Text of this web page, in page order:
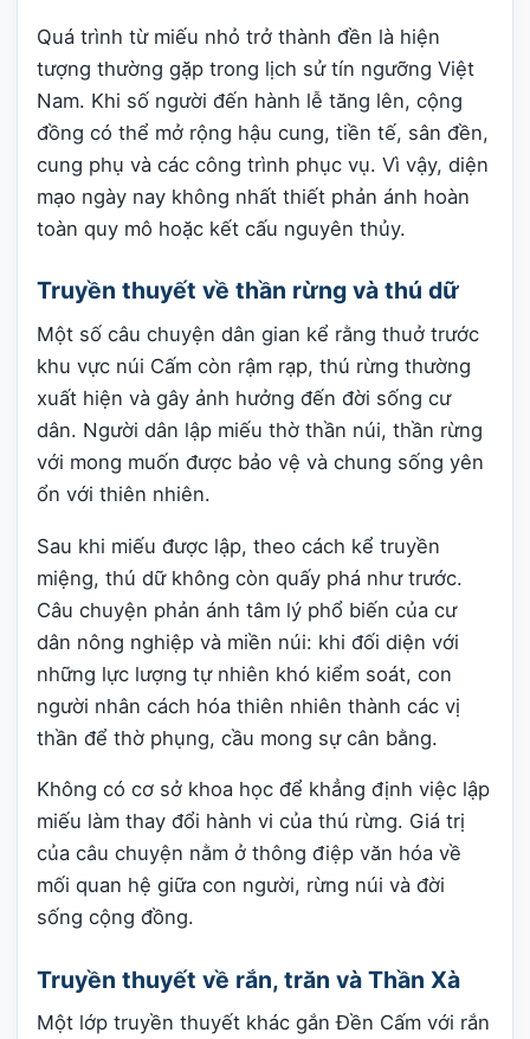
Quá trình từ miếu nhỏ trở thành đền là hiện
tượng thường gặp trong lịch sử tín ngưỡng Việt
Nam. Khi số người đến hành lễ tăng lên, cộng
đồng có thể mở rộng hậu cung, tiền tế, sân đền,
cung phụ và các công trình phục vụ. Vì vậy, diện
mạo ngày nay không nhất thiết phản ánh hoàn
toàn quy mô hoặc kết cấu nguyên thủy.
Truyền thuyết về thần rừng và thú dữ
Một số câu chuyện dân gian kể rằng thuở trước
khu vực núi Cấm còn rậm rạp, thú rừng thường
xuất hiện và gây ảnh hưởng đến đời sống cư
dân. Người dân lập miếu thờ thần núi, thần rừng
với mong muốn được bảo vệ và chung sống yên
ổn với thiên nhiên.
Sau khi miếu được lập, theo cách kể truyền
miệng, thú dữ không còn quấy phá như trước.
Câu chuyện phản ánh tâm lý phổ biến của cư
dân nông nghiệp và miền núi: khi đối diện với
những lực lượng tự nhiên khó kiểm soát, con
người nhân cách hóa thiên nhiên thành các vị
thần để thờ phụng, cầu mong sự cân bằng.
Không có cơ sở khoa học để khẳng định việc lập
miếu làm thay đổi hành vi của thú rừng. Giá trị
của câu chuyện nằm ở thông điệp văn hóa về
mối quan hệ giữa con người, rừng núi và đời
sống cộng đồng.
Truyền thuyết về rắn, trăn và Thần Xà
Một lớp truyền thuyết khác gắn Đền Cấm với rắn